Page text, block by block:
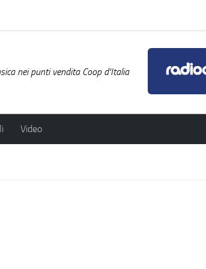
nei punti vendita Coop d'Italia
Video